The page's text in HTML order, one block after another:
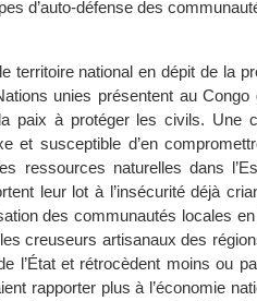
d’auto-défense des
territoire national en dépit de la
unies présentent au Congo
paix à protéger les civils. Une
et susceptible d’en
ressources naturelles dans
leur lot à l’insécurité déjà
des communautés locales
creuseurs artisanaux des
l’État et rétrocèdent moins ou
rapporter plus à l’économie